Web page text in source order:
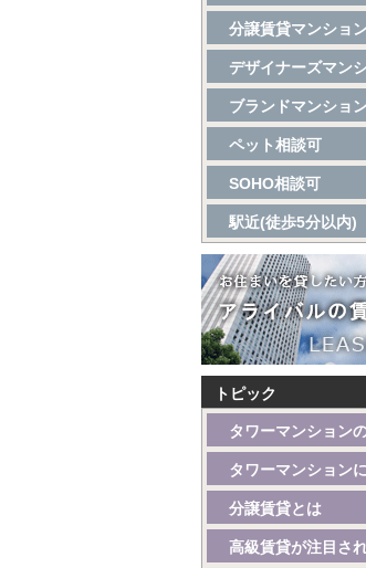
分譲賃貸マンション
デザイナーズマン
ブランドマンション
ペット相談可
SOHO相談可
駅近(徒歩5分以内)
トピック
タワーマンション
タワーマンション
分譲賃貸とは
高級賃貸が注目さ